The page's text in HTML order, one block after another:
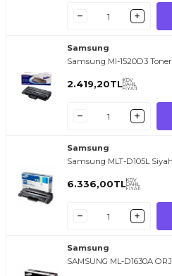
Samsung
Samsung Ml-1520D3 Toner
2.419,20TLKDV
DAHİL
FİYATI
Samsung
Samsung MLT-D105L
6.336,00TLKDV
DAHİL
FİYATI
Samsung
SAMSUNG ML-D1630A